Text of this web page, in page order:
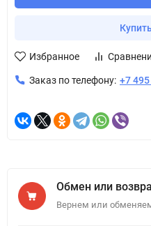
Избранное
Заказ по телефону: +7
Обмен или
Вернем или